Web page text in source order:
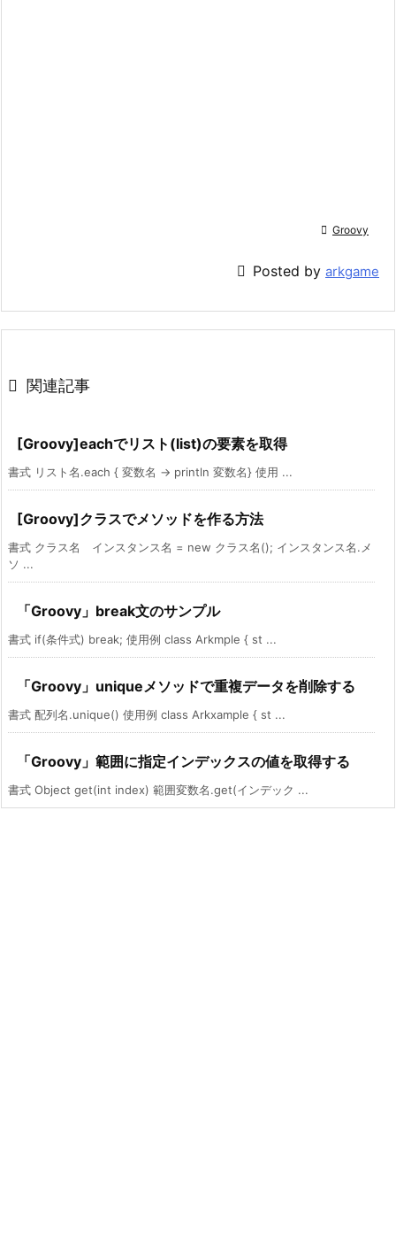
 Groovy
 Posted by arkgame
 関連記事
[Groovy]eachでリスト(list)の要素を取得
書式 リスト名.each { 変数名 -> println 変数名} 使用 ...
[Groovy]クラスでメソッドを作る方法
書式 クラス名 インスタンス名 = new クラス名(); インスタンス名.メ
ソ ...
「Groovy」break文のサンプル
書式 if(条件式) break; 使用例 class Arkmple { st ...
「Groovy」uniqueメソッドで重複データを削除する
書式 配列名.unique() 使用例 class Arkxample { st ...
「Groovy」範囲に指定インデックスの値を取得する
書式 Object get(int index) 範囲変数名.get(インデック ...